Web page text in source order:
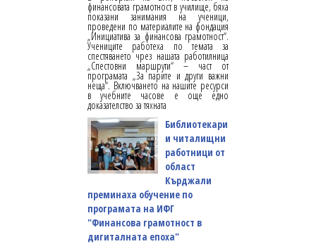
финансовата грамотност в училище, бяха
показани занимания на ученици,
проведени по материалите на фондация
„Инициатива за финансова грамотност“.
Учениците работеха по темата за
спестяването чрез нашата работилница
„Спестовни маршрути“ – част от
програмата „За парите и други важни
неща“. Включването на нашите ресурси
в учебните часове е още едно
доказателство за тяхната
Библиотекари
и читалищни
работници от
област
Кърджали
преминаха обучение по
програмата на ИФГ
"Финансова грамотност в
дигиталната епоха"